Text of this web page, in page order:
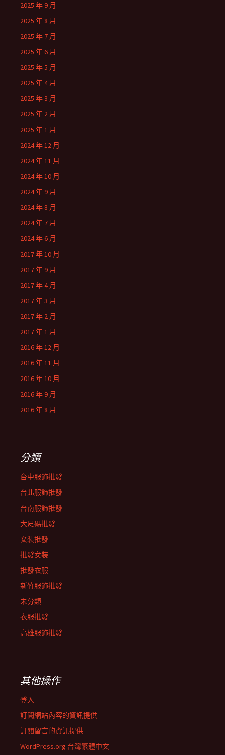
2025 年 9 月
2025 年 8 月
2025 年 7 月
2025 年 6 月
2025 年 5 月
2025 年 4 月
2025 年 3 月
2025 年 2 月
2025 年 1 月
2024 年 12 月
2024 年 11 月
2024 年 10 月
2024 年 9 月
2024 年 8 月
2024 年 7 月
2024 年 6 月
2017 年 10 月
2017 年 9 月
2017 年 4 月
2017 年 3 月
2017 年 2 月
2017 年 1 月
2016 年 12 月
2016 年 11 月
2016 年 10 月
2016 年 9 月
2016 年 8 月
分類
台中服飾批發
台北服飾批發
台南服飾批發
大尺碼批發
女裝批發
批發女裝
批發衣服
新竹服飾批發
未分類
衣服批發
高雄服飾批發
其他操作
登入
訂閱網站內容的資訊提供
訂閱留言的資訊提供
WordPress.org 台灣繁體中文